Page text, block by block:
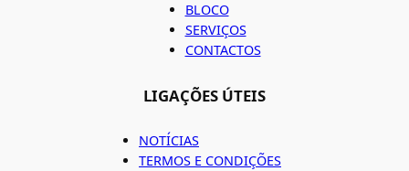
BLOCO
SERVIÇOS
CONTACTOS
LIGAÇÕES ÚTEIS
NOTÍCIAS
TERMOS E CONDIÇÕES